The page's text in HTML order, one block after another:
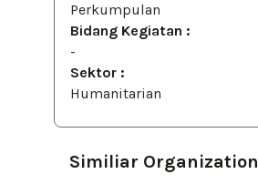
Perkumpulan
Bidang Kegiatan :
-
Sektor :
Humanitarian
Similiar Organization